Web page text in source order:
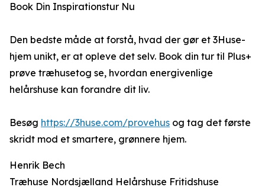
Book Din Inspirationstur Nu
Den bedste måde at forstå, hvad der gør et 3Huse-
hjem unikt, er at opleve det selv. Book din tur til Plus+
prøve træhusetog se, hvordan energivenlige
helårshuse kan forandre dit liv.
Besøg https://3huse.com/provehus og tag det første
skridt mod et smartere, grønnere hjem.
Henrik Bech
Træhuse Nordsjælland Helårshuse Fritidshuse